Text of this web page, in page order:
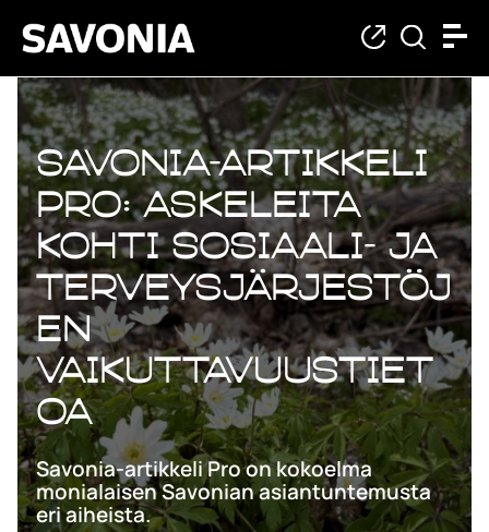
Savonia-artikkeli
Pro: Askeleita
kohti sosiaali- ja
terveysjärjestöj
en
vaikuttavuustiet
oa
Savonia-artikkeli Pro on kokoelma
monialaisen Savonian asiantuntemusta
eri aiheista.